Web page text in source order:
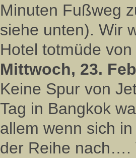
Minuten Fußweg
siehe unten). Wir
Hotel totmüde
Mittwoch, 23.
Keine Spur von
Tag in Bangkok
allem wenn sich
der Reihe nach….